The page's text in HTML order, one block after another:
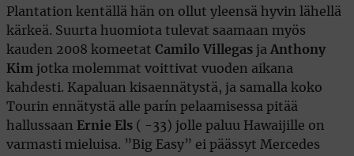
Plantation kentällä hän on ollut yleensä hyvin lähellä
kärkeä. Suurta huomiota tulevat saamaan myös
kauden 2008 komeetat Camilo Villegas ja Anthony
Kim jotka molemmat voittivat vuoden aikana
kahdesti. Kapaluan kisaennätystä, ja samalla koko
Tourin ennätystä alle parín pelaamisessa pitää
hallussaan
Ernie Els ( -33) jolle paluu Hawaijille on
varmasti mieluisa. ”Big Easy” ei päässyt Mercedes